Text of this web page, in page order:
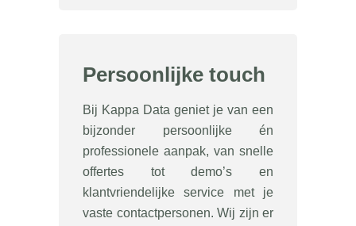
Persoonlijke touch
Bij Kappa Data geniet je van een
bijzonder persoonlijke én
professionele aanpak, van snelle
offertes tot demo’s en
klantvriendelijke service met je
vaste contactpersonen. Wij zijn er